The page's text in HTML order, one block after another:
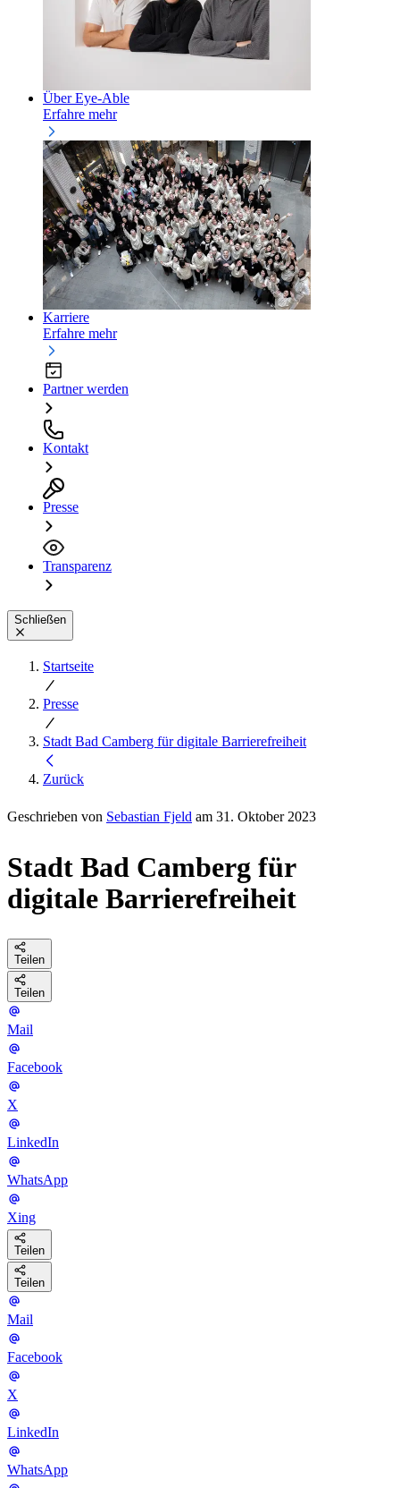
Über Eye-Able
Erfahre mehr
Karriere
Erfahre mehr
Partner werden
Kontakt
Presse
Transparenz
Schließen
Startseite
Presse
Stadt Bad Camberg für digitale Barrierefreiheit
Zurück
Geschrieben von Sebastian Fjeld am 31. Oktober 2023
Stadt Bad Camberg für
digitale Barrierefreiheit
Teilen
Teilen
Mail
Facebook
X
LinkedIn
WhatsApp
Xing
Teilen
Teilen
Mail
Facebook
X
LinkedIn
WhatsApp